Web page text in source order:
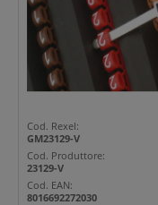
Cod. Rexel:
GM23129-V
Cod. Produttore:
23129-V
Cod. EAN:
8016692272030